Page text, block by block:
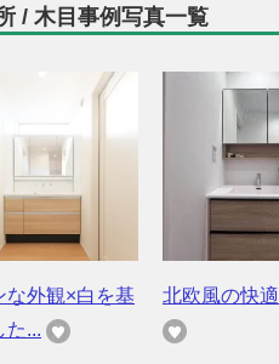
/ 木目事例写真一覧
な外観×白を基
た...
北欧風の快